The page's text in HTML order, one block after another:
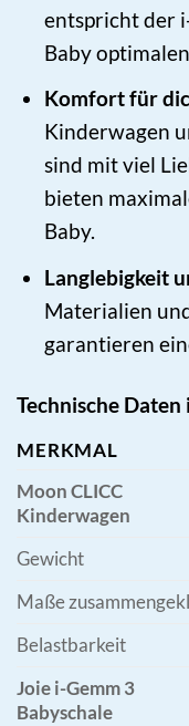
entspricht der
Baby
Komfort für
Kinderwagen
sind mit viel
bieten
Baby.
Langlebigkeit
Materialien
garantieren
Technische
MERKMAL
Moon CLICC
Kinderwagen
Gewicht
Maße
Belastbarkeit
Joie i-Gemm 3
Babyschale